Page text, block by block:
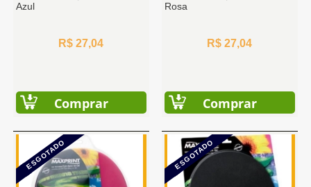
Azul
R$ 27,04
Comprar
Rosa
R$ 27,04
Comprar
ESGOTADO ESGOTADO